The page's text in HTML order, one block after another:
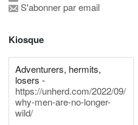
S'abonner par email
Kiosque
Adventurers, hermits,
losers -
https://unherd.com/2022/09/
why-men-are-no-longer-
wild/